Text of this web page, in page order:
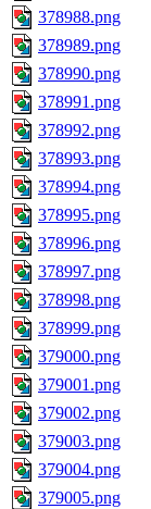
378988.png
378989.png
378990.png
378991.png
378992.png
378993.png
378994.png
378995.png
378996.png
378997.png
378998.png
378999.png
379000.png
379001.png
379002.png
379003.png
379004.png
379005.png